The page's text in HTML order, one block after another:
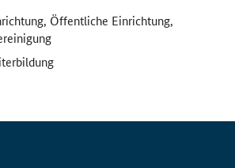
Öffentliche Einrichtung,